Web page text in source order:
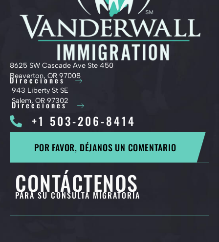
8625 SW Cascade Ave Ste 450
Beaverton, OR 97008
Direcciones
943 Liberty St SE
Salem, OR 97302
Direcciones
+1 503-206-8414
POR FAVOR, DÉJANOS UN COMENTARIO
CONTÁCTENOS
PARA SU CONSULTA MIGRATORIA